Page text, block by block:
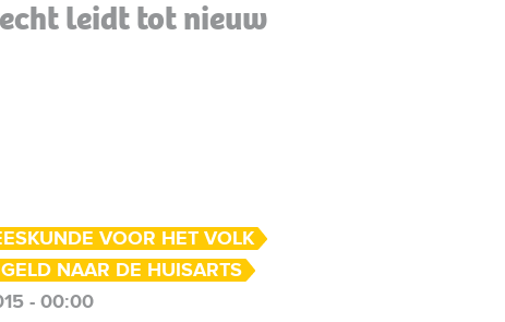
leidt tot nieuw
VOOR HET VOLK
NAAR DE HUISARTS
- 00:00